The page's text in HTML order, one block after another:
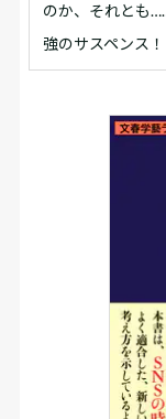
のか、それとも
強のサスペンス！